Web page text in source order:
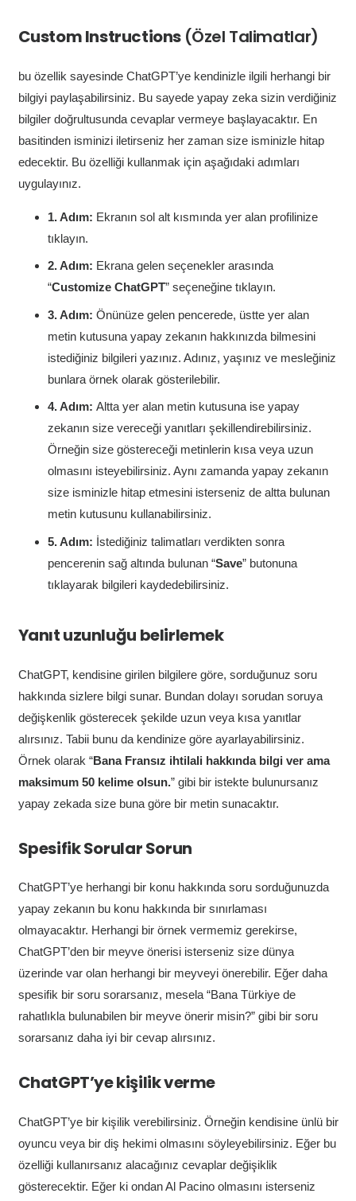
Custom Instructions (Özel Talimatlar)
bu özellik sayesinde ChatGPT’ye kendinizle ilgili herhangi bir
bilgiyi paylaşabilirsiniz. Bu sayede yapay zeka sizin verdiğiniz
bilgiler doğrultusunda cevaplar vermeye başlayacaktır. En
basitinden isminizi iletirseniz her zaman size isminizle hitap
edecektir. Bu özelliği kullanmak için aşağıdaki adımları
uygulayınız.
1. Adım: Ekranın sol alt kısmında yer alan profilinize
tıklayın.
2. Adım: Ekrana gelen seçenekler arasında
“Customize ChatGPT” seçeneğine tıklayın.
3. Adım: Önünüze gelen pencerede, üstte yer alan
metin kutusuna yapay zekanın hakkınızda bilmesini
istediğiniz bilgileri yazınız. Adınız, yaşınız ve mesleğiniz
bunlara örnek olarak gösterilebilir.
4. Adım: Altta yer alan metin kutusuna ise yapay
zekanın size vereceği yanıtları şekillendirebilirsiniz.
Örneğin size göstereceği metinlerin kısa veya uzun
olmasını isteyebilirsiniz. Aynı zamanda yapay zekanın
size isminizle hitap etmesini isterseniz de altta bulunan
metin kutusunu kullanabilirsiniz.
5. Adım: İstediğiniz talimatları verdikten sonra
pencerenin sağ altında bulunan “Save” butonuna
tıklayarak bilgileri kaydedebilirsiniz.
Yanıt uzunluğu belirlemek
ChatGPT, kendisine girilen bilgilere göre, sorduğunuz soru
hakkında sizlere bilgi sunar. Bundan dolayı sorudan soruya
değişkenlik gösterecek şekilde uzun veya kısa yanıtlar
alırsınız. Tabii bunu da kendinize göre ayarlayabilirsiniz.
Örnek olarak “Bana Fransız ihtilali hakkında bilgi ver ama
maksimum 50 kelime olsun.” gibi bir istekte bulunursanız
yapay zekada size buna göre bir metin sunacaktır.
Spesifik Sorular Sorun
ChatGPT’ye herhangi bir konu hakkında soru sorduğunuzda
yapay zekanın bu konu hakkında bir sınırlaması
olmayacaktır. Herhangi bir örnek vermemiz gerekirse,
ChatGPT’den bir meyve önerisi isterseniz size dünya
üzerinde var olan herhangi bir meyveyi önerebilir. Eğer daha
spesifik bir soru sorarsanız, mesela “Bana Türkiye de
rahatlıkla bulunabilen bir meyve önerir misin?” gibi bir soru
sorarsanız daha iyi bir cevap alırsınız.
ChatGPT’ye kişilik verme
ChatGPT’ye bir kişilik verebilirsiniz. Örneğin kendisine ünlü bir
oyuncu veya bir diş hekimi olmasını söyleyebilirsiniz. Eğer bu
özelliği kullanırsanız alacağınız cevaplar değişiklik
gösterecektir. Eğer ki ondan Al Pacino olmasını isterseniz